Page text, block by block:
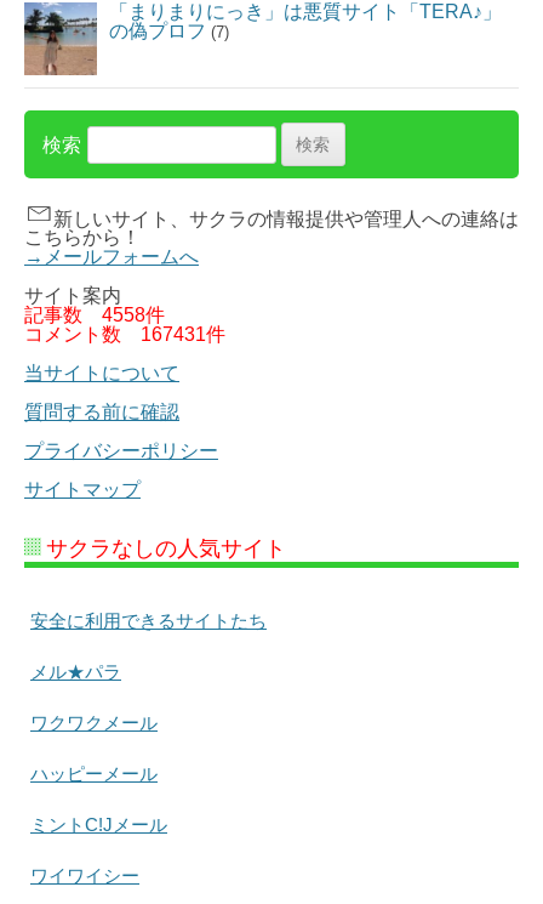
「まりまりにっき」は悪質サイト「TERA♪」
の偽プロフ (7)
検索
新しいサイト、サクラの情報提供や管理人への連絡は
こちらから！
→メールフォームへ
サイト案内
記事数 4558件
コメント数 167431件
当サイトについて
質問する前に確認
プライバシーポリシー
サイトマップ
サクラなしの人気サイト
安全に利用できるサイトたち
メル★パラ
ワクワクメール
ハッピーメール
ミントC!Jメール
ワイワイシー